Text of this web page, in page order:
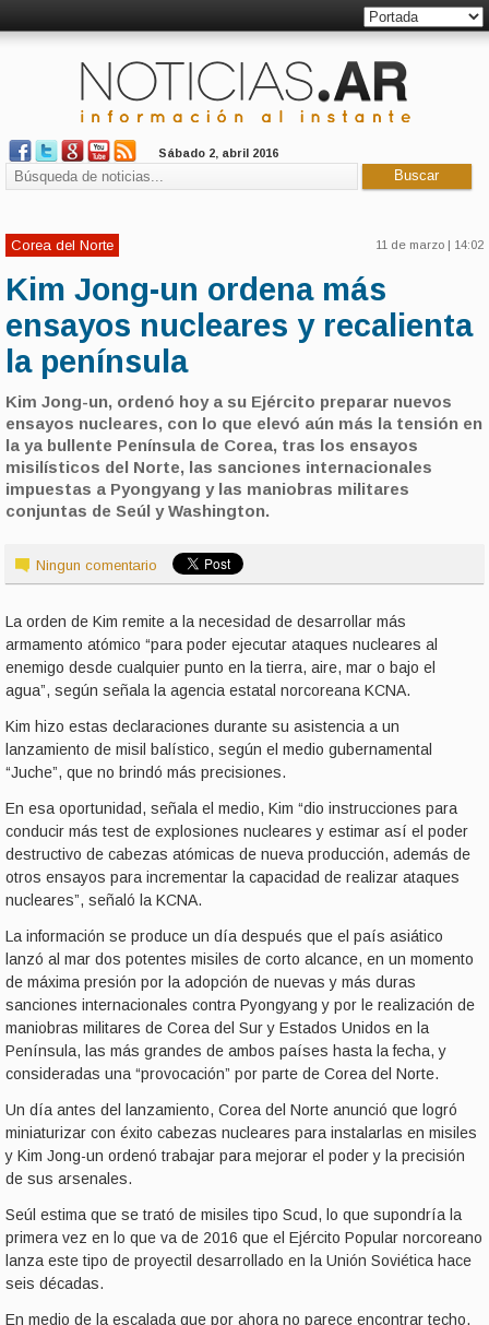
Sábado 2, abril 2016
Corea del Norte 11 de marzo | 14:02
Kim Jong-un ordena más
ensayos nucleares y recalienta
la península
Kim Jong-un, ordenó hoy a su Ejército preparar nuevos
ensayos nucleares, con lo que elevó aún más la tensión en
la ya bullente Península de Corea, tras los ensayos
misilísticos del Norte, las sanciones internacionales
impuestas a Pyongyang y las maniobras militares
conjuntas de Seúl y Washington.
Ningun comentario
La orden de Kim remite a la necesidad de desarrollar más
armamento atómico “para poder ejecutar ataques nucleares al
enemigo desde cualquier punto en la tierra, aire, mar o bajo el
agua”, según señala la agencia estatal norcoreana KCNA.
Kim hizo estas declaraciones durante su asistencia a un
lanzamiento de misil balístico, según el medio gubernamental
“Juche”, que no brindó más precisiones.
En esa oportunidad, señala el medio, Kim “dio instrucciones para
conducir más test de explosiones nucleares y estimar así el poder
destructivo de cabezas atómicas de nueva producción, además de
otros ensayos para incrementar la capacidad de realizar ataques
nucleares”, señaló la KCNA.
La información se produce un día después que el país asiático
lanzó al mar dos potentes misiles de corto alcance, en un momento
de máxima presión por la adopción de nuevas y más duras
sanciones internacionales contra Pyongyang y por le realización de
maniobras militares de Corea del Sur y Estados Unidos en la
Península, las más grandes de ambos países hasta la fecha, y
consideradas una “provocación” por parte de Corea del Norte.
Un día antes del lanzamiento, Corea del Norte anunció que logró
miniaturizar con éxito cabezas nucleares para instalarlas en misiles
y Kim Jong-un ordenó trabajar para mejorar el poder y la precisión
de sus arsenales.
Seúl estima que se trató de misiles tipo Scud, lo que supondría la
primera vez en lo que va de 2016 que el Ejército Popular norcoreano
lanza este tipo de proyectil desarrollado en la Unión Soviética hace
seis décadas.
En medio de la escalada que por ahora no parece encontrar techo,